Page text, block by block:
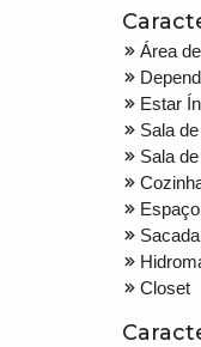
Área
Estar
Sala
Sala
Closet